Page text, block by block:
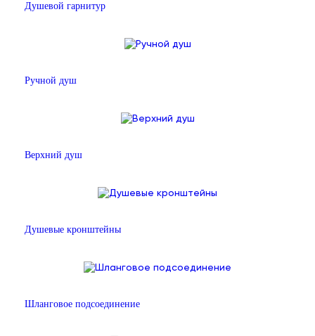
Душевой гарнитур
Ручной душ
Верхний душ
Душевые кронштейны
Шланговое подсоединение